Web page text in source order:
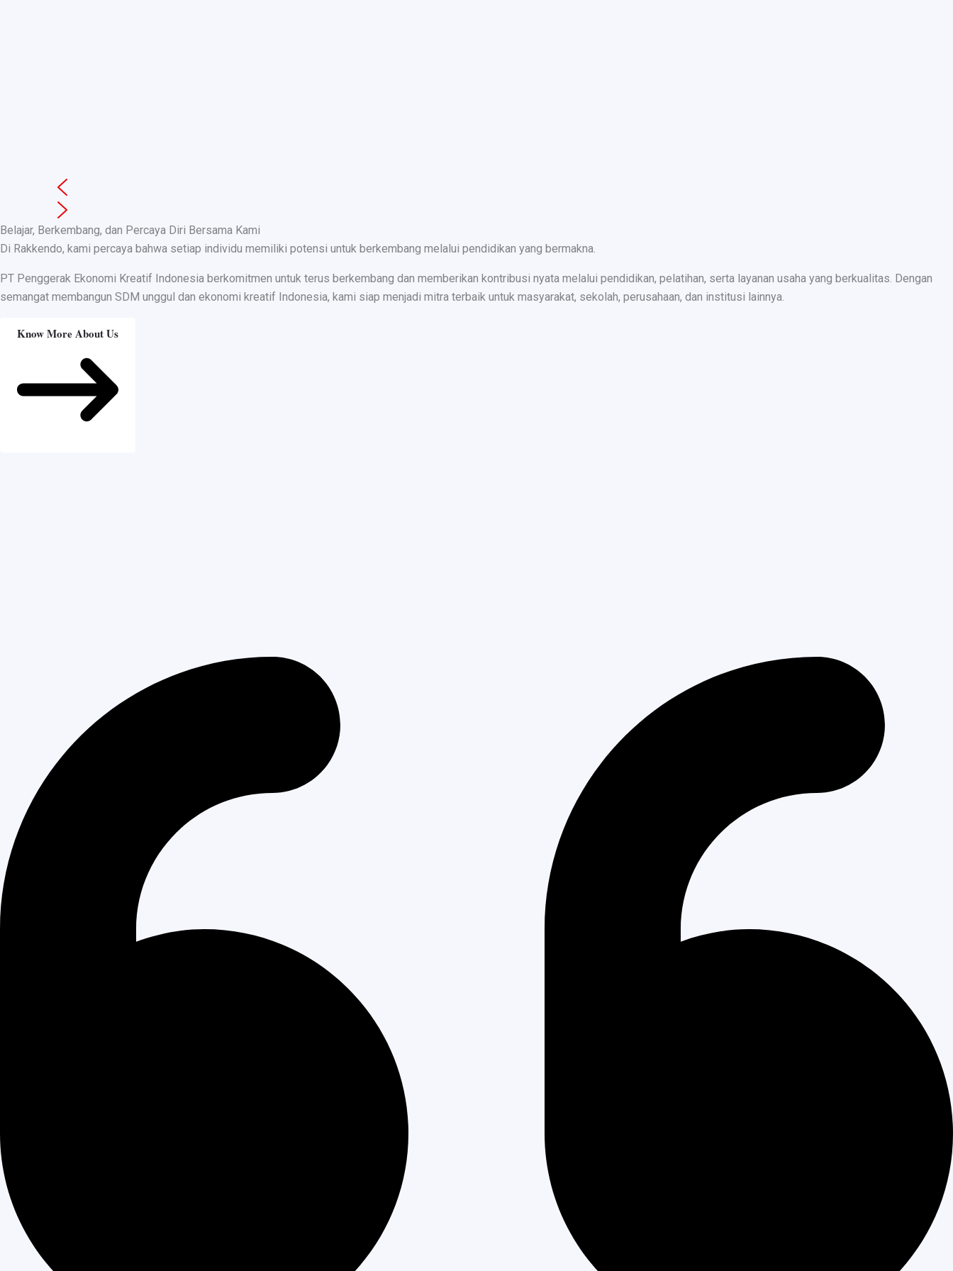
Belajar, Berkembang, dan Percaya Diri Bersama Kami
Di Rakkendo, kami percaya bahwa setiap individu memiliki potensi untuk berkembang melalui pendidikan yang bermakna.
PT Penggerak Ekonomi Kreatif Indonesia berkomitmen untuk terus berkembang dan memberikan kontribusi nyata melalui pendidikan, pelatihan, serta layanan usaha yang berkualitas. Dengan
semangat membangun SDM unggul dan ekonomi kreatif Indonesia, kami siap menjadi mitra terbaik untuk masyarakat, sekolah, perusahaan, dan institusi lainnya.
Know More About Us